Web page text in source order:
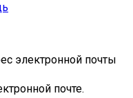
электронной почты
почте.